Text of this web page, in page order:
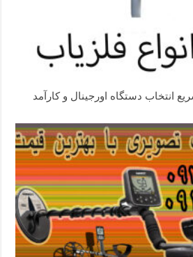
انتخاب دستگاه اورجینال و کارآمد